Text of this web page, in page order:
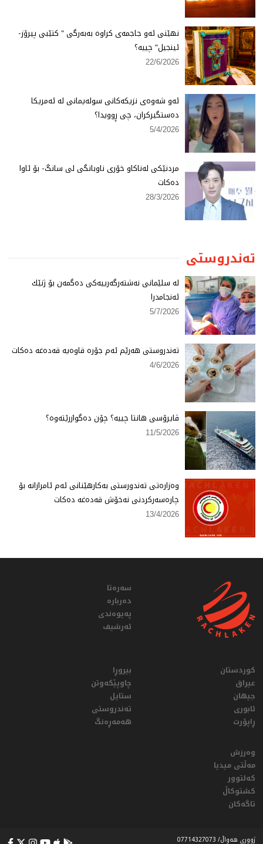
نهێنی ئەو جاجمەی كراوە بەبەرگی " كتێبی پیرۆز-
ئینجیل" چییە؟
22/6/2026
ئەو شەوەی نزیكەكانی سولەیمانی لە ئەمریكا
دەستگیركران، چی ڕوویدا؟
5/4/2026
مردنێكی لەناكاو خۆری ناوبانگی لی سانگ- بۆ ئاوا
دەكات
28/3/2026
تەندروستی
لە سلێمانی نەشتەرگەرییەكی دەگمەن بۆ ژنێك
ئەنجامدرا
5/7/2026
تەندروستی هەرێم ئەم جۆرە قاوەیە قەدەغە دەكات
4/6/2026
ڤایرۆسی هانتا چییە؟ چۆن دەگوازرێتەوە؟
11/5/2026
وەزارەتی تەندورستی بەكارهێنانی ئەم ئامرازانە بۆ
چارەسەركردنی نەخۆش قەدەغە دەكات
13/4/2026
سەرەتا
دەربارە
پەیوەندی
ئەرشیف
کوردستان
عيراق
جیهان
ئابوری
ڕاپۆرت
بیروڕا
چاوپێکەوتن
ستایل
تەندروستی
هەمەڕەنگ
وەرزش
مەڵتی میدیا
کەلتوور
کشتوکاڵ
تاگەکان
ژووری هەواڵ/ 07714327073